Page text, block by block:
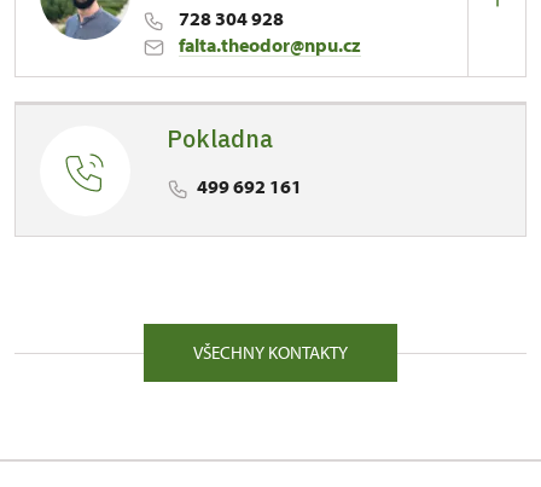
728 304 928
falta.theodor@npu.cz
81/, Kuks 81 54443
Kontaktujte v případě otázek týkajících se
koupě online prohlídek nebo také pokud máte
Pokladna
499 692 161
VŠECHNY KONTAKTY